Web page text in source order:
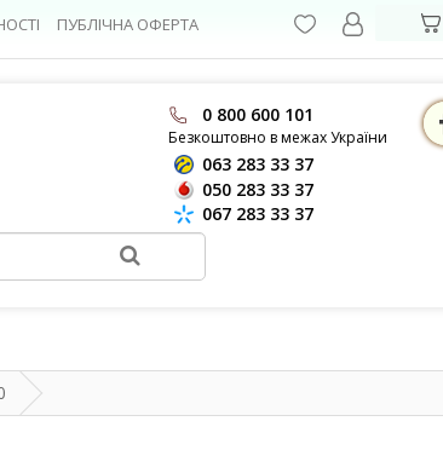
ПУБЛІЧНА ОФЕРТА
0 800 600 101
Безкоштовно в межах України
063 283 33 37
050 283 33 37
067 283 33 37